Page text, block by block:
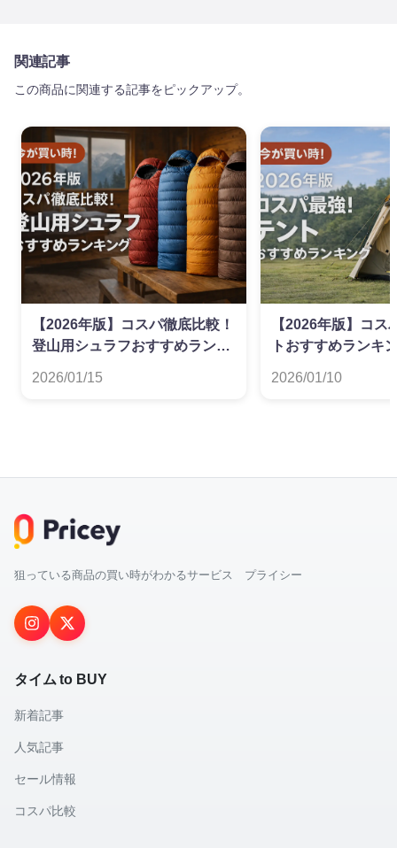
関連記事
この商品に関連する記事をピックアップ。
【2026年版】コスパ徹底比較！
登山用シュラフおすすめランキ
2026/01/15
【2026年版】コス
トおすすめランキ
2026/01/10
狙っている商品の買い時がわかるサービス プライシー
タイム to BUY
新着記事
人気記事
セール情報
コスパ比較